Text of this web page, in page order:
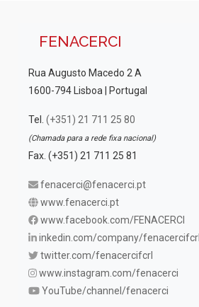
FENACERCI
Rua Augusto Macedo 2 A
1600-794 Lisboa | Portugal
Tel. (+351) 21 711 25 80
(Chamada para a rede fixa nacional)
Fax. (+351) 21 711 25 81
fenacerci@fenacerci.pt
www.fenacerci.pt
www.facebook.com/FENACERCI
inkedin.com/company/fenacercifcrl
twitter.com/fenacercifcrl
www.instagram.com/fenacerci
YouTube/channel/fenacerci